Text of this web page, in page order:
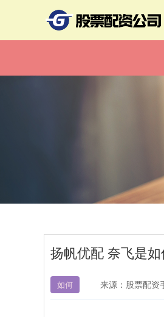
扬帆优配 奈飞是
如何 来源：股票配资